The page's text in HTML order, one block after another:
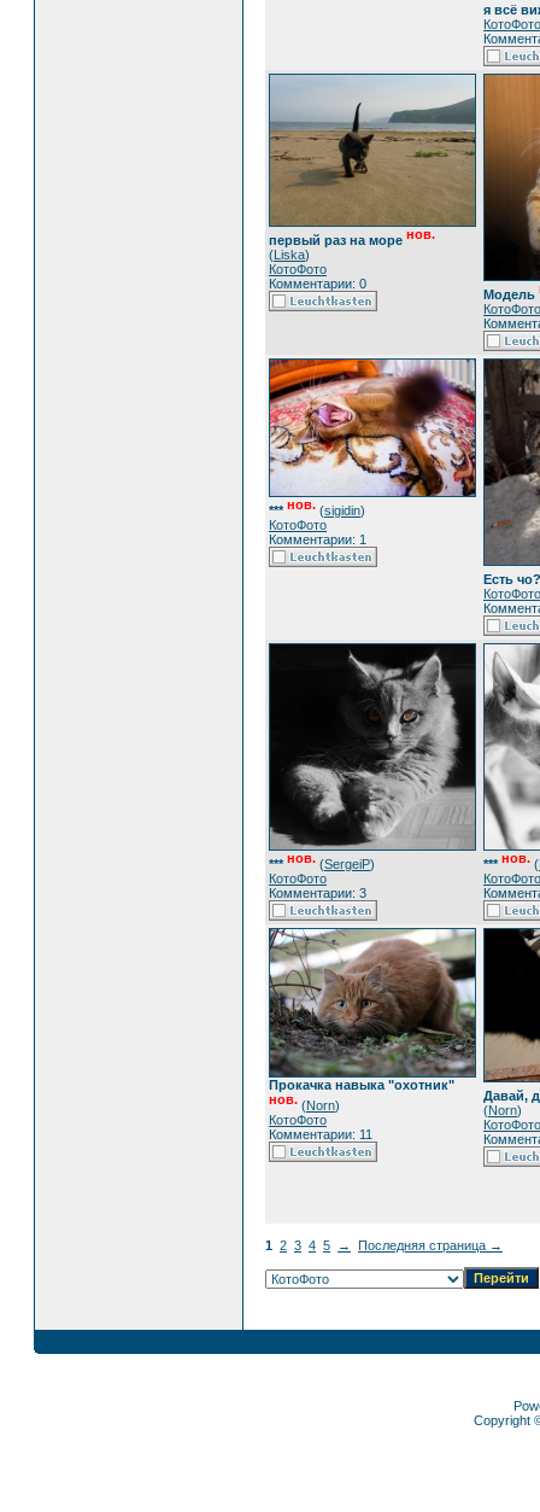
я всё
КотоФото
первый раз на море нов.
(Liska)
КотоФото
Комментарии: 0
Модель
КотоФото
*** нов. (sigidin)
КотоФото
Комментарии: 1
Есть чо?
КотоФото
*** нов. (SergeiP)
КотоФото
Комментарии: 3
*** нов. (
КотоФото
Прокачка навыка "охотник"
нов. (Norn)
КотоФото
Комментарии: 11
Давай,
(Norn)
КотоФото
1 2 3 4 5 → Последняя страница →
Copyright